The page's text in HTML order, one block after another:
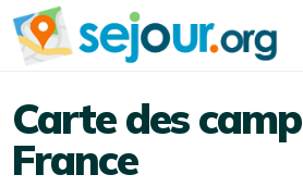
Carte des
France